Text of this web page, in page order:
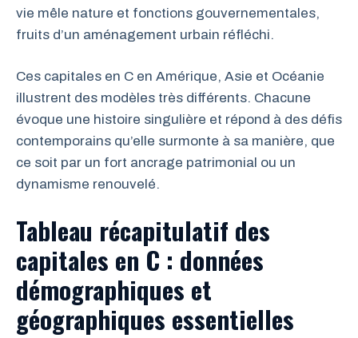
vie mêle nature et fonctions gouvernementales,
fruits d’un aménagement urbain réfléchi.
Ces capitales en C en Amérique, Asie et Océanie
illustrent des modèles très différents. Chacune
évoque une histoire singulière et répond à des défis
contemporains qu’elle surmonte à sa manière, que
ce soit par un fort ancrage patrimonial ou un
dynamisme renouvelé.
Tableau récapitulatif des
capitales en C : données
démographiques et
géographiques essentielles